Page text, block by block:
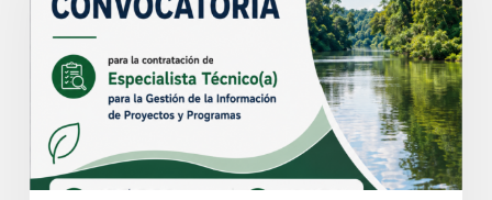
Especialista
Gestión
Información
de